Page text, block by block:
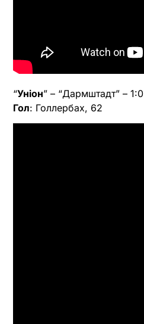
“Уніон” – “Дармштадт” – 1:0
Гол: Голлербах, 62